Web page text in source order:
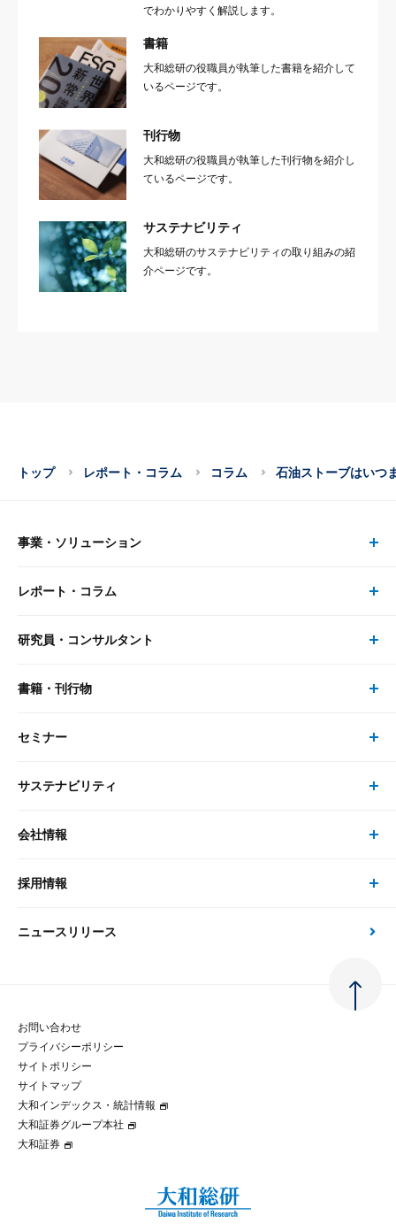
でわかりやすく解説します。
書籍
大和総研の役職員が執筆した書籍を紹介して
いるページです。
刊行物
大和総研の役職員が執筆した刊行物を紹介し
ているページです。
サステナビリティ
大和総研のサステナビリティの取り組みの紹
介ページです。
トップ レポート・コラム コラム 石油ストーブはいつ
事業・ソリューション
事業・ソリューション トップ
リサーチ
大和総研の強み
先端テクノロジーに基づく新たな価値の創出
レポート・コラム
レポート・コラム トップ
最新のレポート・コラム
政策分析
金融経済教育等
コラム
大和インデックス・統計情報
研究員・コンサルタント
研究員・コンサルタント トップ
研究員
書籍・刊行物
書籍・刊行物 トップ
書籍
セミナー
セミナー トップ
現在受付中のセミナー・イベント
サステナビリティ
サステナビリティの取り組み
次世代社会への貢献
マルチステークホルダー方針
パートナーシップ構築宣言
会社情報
会社情報 トップ
会社概要・役員一覧
大和総研の歩み
グループ会社
採用情報
採用情報 トップ
経験者採用
ニュースリリース
お問い合わせ
プライバシーポリシー
サイトポリシー
サイトマップ
大和インデックス・統計情報
大和証券グループ本社
大和証券